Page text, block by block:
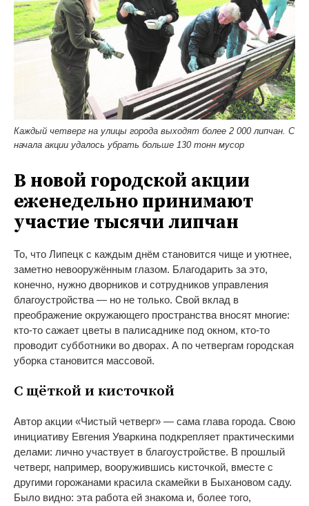
Каждый четверг на улицы города выходят более 2 000 липчан. С
начала акции удалось убрать больше 130 тонн мусор
В новой городской акции
еженедельно принимают
участие тысячи липчан
То, что Липецк с каждым днём становится чище и уютнее,
заметно невооружённым глазом. Благодарить за это,
конечно, нужно дворников и сотрудников управления
благоустройства — но не только. Свой вклад в
преображение окружающего пространства вносят многие:
кто-то сажает цветы в палисаднике под окном, кто-то
проводит субботники во дворах. А по четвергам городская
уборка становится массовой.
С щёткой и кисточкой
Автор акции «Чистый четверг» — сама глава города. Свою
инициативу Евгения Уваркина подкрепляет практическими
делами: лично участвует в благоустройстве. В прошлый
четверг, например, вооружившись кисточкой, вместе с
другими горожанами красила скамейки в Быхановом саду.
Было видно: эта работа ей знакома и, более того,